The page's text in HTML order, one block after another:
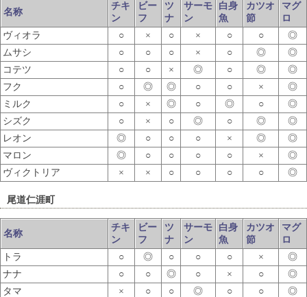
名称
チキ
ン
ビー
フ
ツ
ナ
サーモ
ン
白身
魚
カツオ
節
マグ
ロ
ヴィオラ
○ × ○ × ○ ○
◎
ムサシ
○ ○ ○ × ○ ◎
◎
コテツ
○ ○ × ◎ ○ ◎
◎
フク
○ ◎ ◎ ○ ○ ×
◎
ミルク
○ × ◎ ○ ◎ ○
◎
シズク
○ × ○ ◎ ○ ◎
◎
レオン
◎ ○ ○ ○ × ◎
◎
マロン
◎ ○ ○ ○ ○ ×
◎
ヴィクトリア
× × ○ ○ ○ ○ ◎
尾道仁涯町
名称
チキ
ン
ビー
フ
ツ
ナ
サーモ
ン
白身
魚
カツオ
節
マグ
ロ
トラ
○ ◎ ○ ○ ○ ×
◎
ナナ
○ ○ ◎ ○ × ○
◎
タマ
× ○ ○ ◎ ○ ○
◎